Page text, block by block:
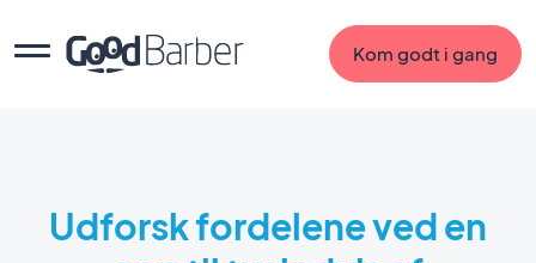
Kom godt i gang
Udforsk fordelene ved en